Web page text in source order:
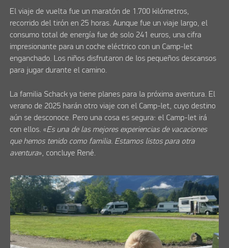
El viaje de vuelta fue un maratón de 1.700 kilómetros,
recorrido del tirón en 25 horas. Aunque fue un viaje largo, el
consumo total de energía fue de solo 241 euros, una cifra
impresionante para un coche eléctrico con un Camp-let
enganchado. Los niños disfrutaron de los pequeños descansos
para jugar durante el camino.
La familia Schack ya tiene planes para la próxima aventura. El
verano de 2025 harán otro viaje con el Camp-let, cuyo destino
aún se desconoce. Pero una cosa es segura: el Camp-let irá
con ellos. «Es una de las mejores experiencias de vacaciones
que hemos tenido como familia. Estamos listos para otra
aventura», concluye René.